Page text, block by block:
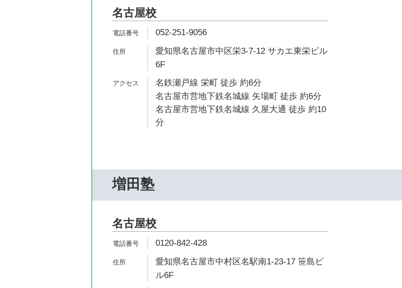
名古屋校
052-251-9056
愛知県名古屋市中区栄3-7-12 サカエ東栄ビル
6F
名鉄瀬戸線 栄町 徒歩 約6分
名古屋市営地下鉄名城線 矢場町 徒歩 約6分
名古屋市営地下鉄名城線 久屋大通 徒歩 約10
分
増田塾
名古屋校
0120-842-428
愛知県名古屋市中村区名駅南1-23-17 笹島ビ
ル6F